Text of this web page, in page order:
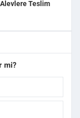
Teslim
mi?